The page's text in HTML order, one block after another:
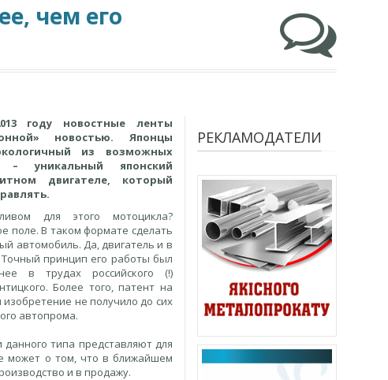
чем его
году новостные ленты
новостью. Японцы
из возможных
– уникальный японский
двигателе, который
для этого мотоцикла?
поле. В таком формате сделать
автомобиль. Да, двигатель и в
принцип его работы был
в трудах российского (!)
Более того, патент на
не получило до сих
автопрома.
типа представляют для
может о том, что в ближайшем
и в продажу.
РЕКЛАМОДАТЕЛИ